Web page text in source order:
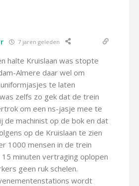
7 jaren geleden
halte Kruislaan was stopte
Almere daar wel om
te laten
zelfs zo gek dat de trein
om een ns-jasje mee te
de machinist op de bok en dat
op de Kruislaan te zien
1000 mensen in de trein
minuten vertraging oplopen
geen ruk schelen.
wordt